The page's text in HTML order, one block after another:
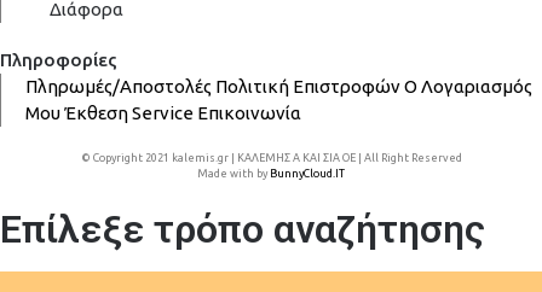
Διάφορα
Πληροφορίες
Πληρωμές/Αποστολές Πολιτική ΕπιστροφώνΟ Λογαριασμός
ΜουΈκθεσηService Επικοινωνία
© Copyright 2021 kalemis.gr | ΚΑΛΕΜΗΣ Α ΚΑΙ ΣΙΑ ΟΕ | All Right Reserved
Made with by BunnyCloud.IT
Επίλεξε τρόπο αναζήτησης